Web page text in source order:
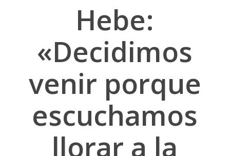
Hebe:
«Decidimos
venir porque
escuchamos
llorar a la